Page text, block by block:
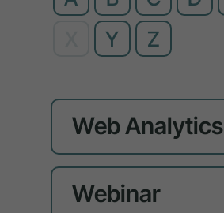
Y Z
Web Analytics
Webinar